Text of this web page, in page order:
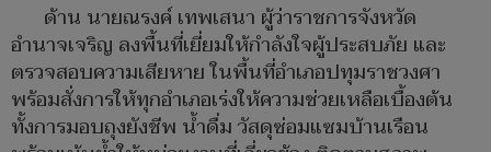
ด้าน นายณรงค์ เทพเสนา ผู้ว่าราชการจังหวัด
อำนาจเจริญ ลงพื้นที่เยี่ยมให้กำลังใจผู้ประสบภัย และ
ตรวจสอบความเสียหาย ในพื้นที่อำเภอปทุมราชวงศา
พร้อมสั่งการให้ทุกอำเภอเร่งให้ความช่วยเหลือเบื้องต้น
ทั้งการมอบถุงยังชีพ น้ำดื่ม วัสดุซ่อมแซมบ้านเรือน